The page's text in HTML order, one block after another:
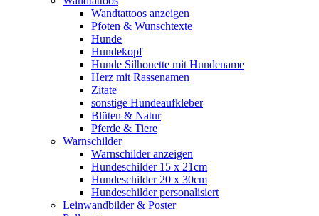
Wandtattoos anzeigen
Pfoten & Wunschtexte
Hunde
Hundekopf
Hunde Silhouette mit Hundename
Herz mit Rassenamen
Zitate
sonstige Hundeaufkleber
Blüten & Natur
Pferde & Tiere
Warnschilder
Warnschilder anzeigen
Hundeschilder 15 x 21cm
Hundeschilder 20 x 30cm
Hundeschilder personalisiert
Leinwandbilder & Poster